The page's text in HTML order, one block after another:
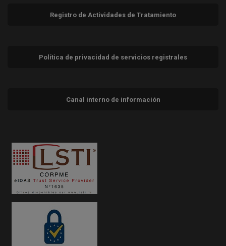
Registro de Actividades de Tratamiento
Política de privacidad de servicios registrales
Canal interno de información